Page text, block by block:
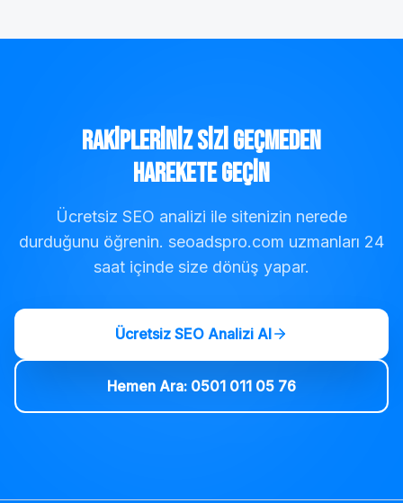
Rakipleriniz Sizi Geçmeden
Harekete Geçin
Ücretsiz SEO analizi ile sitenizin nerede
durduğunu öğrenin. seoadspro.com uzmanları 24
saat içinde size dönüş yapar.
Ücretsiz SEO Analizi Al
Hemen Ara: 0501 011 05 76